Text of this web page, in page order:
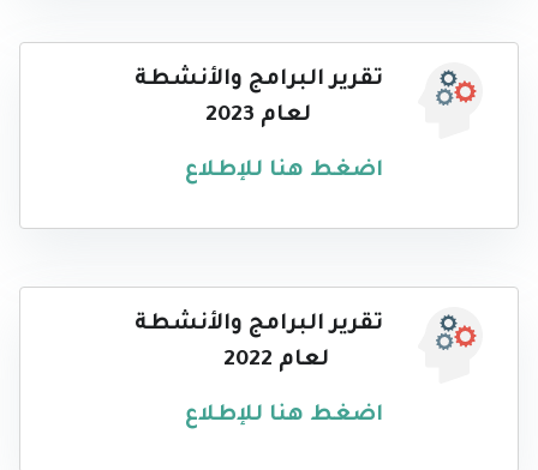
تقرير البرامج والأنشطة
لعام 2023
اضغط هنا للإطلاع
تقرير البرامج والأنشطة
لعام 2022
اضغط هنا للإطلاع